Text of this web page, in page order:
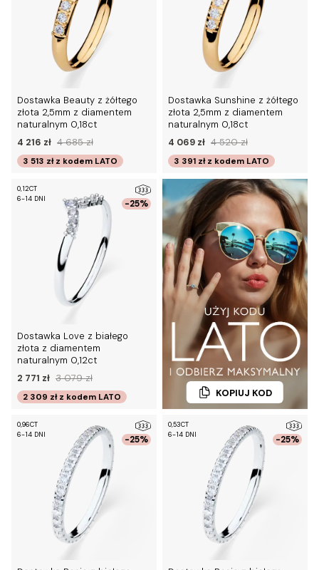
Dostawka Beauty z żółtego
złota 2,5mm z diamentem
naturalnym 0,18ct
4 216 zł 4 685 zł
3 513 zł z kodem LATO
Dostawka Sunshine z żółtego
złota 2,5mm z diamentem
naturalnym 0,18ct
4 069 zł 4 520 zł
3 391 zł z kodem LATO
-25%
0,12CT
6-14 DNI
Dostawka Love z białego
złota z diamentem
naturalnym 0,12ct
2 771 zł 3 079 zł
2 309 zł z kodem LATO KOPIUJ KOD
-25%
0,96CT
6-14 DNI
-25%
0,53CT
6-14 DNI